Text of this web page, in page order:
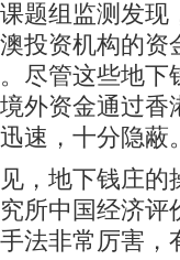
题组监测发现
投资机构的资
尽管这些地下
外资金通过香
速，十分隐蔽
，地下钱庄的
所中国经济评
法非常厉害，